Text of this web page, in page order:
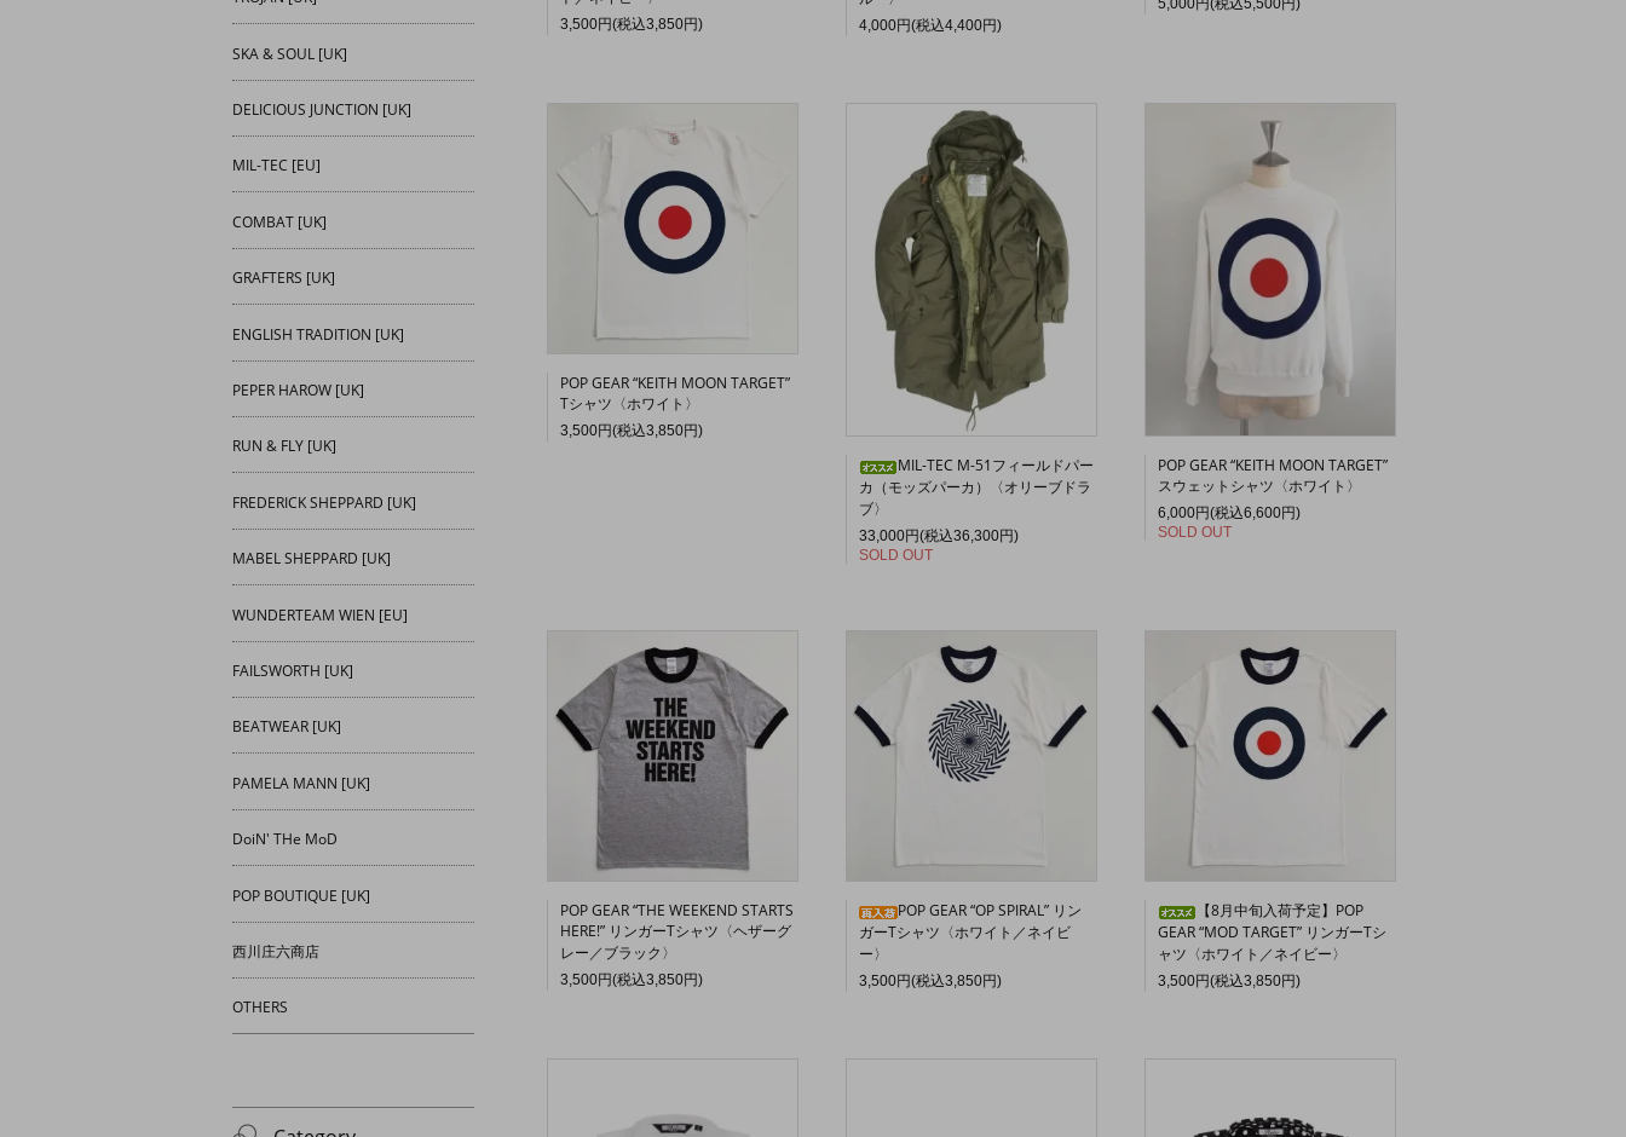
3,500円(税込3,850円) 4,000円(税込4,400円)
POP GEAR “KEITH MOON TARGET”
Tシャツ〈ホワイト〉
3,500円(税込3,850円)
MIL-TEC M-51フィールドパー
カ（モッズパーカ）〈オリーブドラ
ブ〉
33,000円(税込36,300円)
SOLD OUT
POP GEAR “KEITH MOON TARGET”
スウェットシャツ〈ホワイト〉
6,000円(税込6,600円)
SOLD OUT
POP GEAR “THE WEEKEND STARTS
HERE!” リンガーTシャツ〈ヘザーグ
レー／ブラック〉
3,500円(税込3,850円)
POP GEAR “OP SPIRAL” リン
ガーTシャツ〈ホワイト／ネイビ
ー〉
3,500円(税込3,850円)
【8月中旬入荷予定】POP
GEAR “MOD TARGET” リンガーTシ
ャツ〈ホワイト／ネイビー〉
3,500円(税込3,850円)
SKA & SOUL [UK]
DELICIOUS JUNCTION [UK]
MIL-TEC [EU]
COMBAT [UK]
GRAFTERS [UK]
ENGLISH TRADITION [UK]
PEPER HAROW [UK]
RUN & FLY [UK]
FREDERICK SHEPPARD [UK]
MABEL SHEPPARD [UK]
WUNDERTEAM WIEN [EU]
FAILSWORTH [UK]
BEATWEAR [UK]
PAMELA MANN [UK]
DoiN' THe MoD
POP BOUTIQUE [UK]
西川庄六商店
OTHERS